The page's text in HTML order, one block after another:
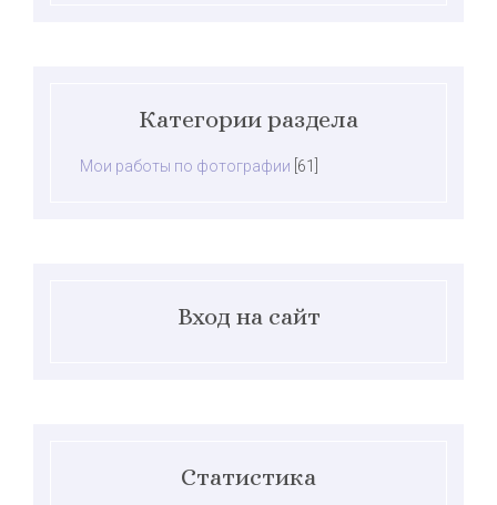
Категории раздела
Мои работы по фотографии [61]
Вход на сайт
Статистика